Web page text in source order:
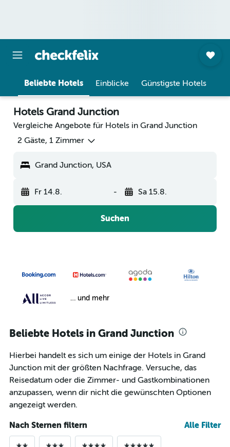
Beliebte Hotels Einblicke Günstigste Hotels
Hotels Grand Junction
Vergleiche Angebote für Hotels in Grand Junction
2 Gäste, 1 Zimmer
Grand Junction, USA
Fr 14.8. - Sa 15.8.
Suchen
… und mehr
Beliebte Hotels in Grand Junction
Hierbei handelt es sich um einige der Hotels in Grand
Junction mit der größten Nachfrage. Versuche, das
Reisedatum oder die Zimmer- und Gastkombinationen
anzupassen, wenn dir nicht die gewünschten Optionen
angezeigt werden.
Nach Sternen filtern Alle Filter